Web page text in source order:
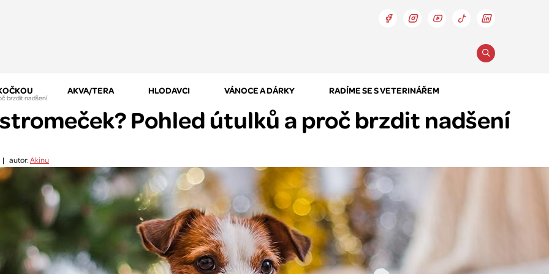
AKVA/TERA HLODAVCI VÁNOCE A DÁRKY
RADÍME SE S VETERINÁŘEM
brzdit nadšení
Pohled útulků a proč brzdit nadšení
| autor:Akinu